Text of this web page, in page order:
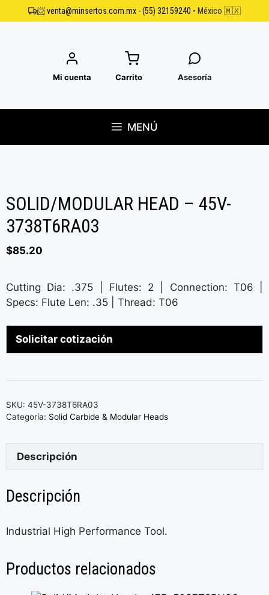
al
📨venta@minsertos.com.mx -(55) 32159240 - México 🇲🇽
Mi cuenta Carrito Asesoría
MENÚ
SOLID/MODULAR HEAD – 45V-
3738T6RA03
$85.20
Cutting Dia: .375 | Flutes: 2 | Connection: T06 |
Specs: Flute Len: .35 | Thread: T06
Solicitar cotización
SKU: 45V-3738T6RA03
Categoría: Solid Carbide & Modular Heads
Descripción
Descripción
Industrial High Performance Tool.
Productos relacionados